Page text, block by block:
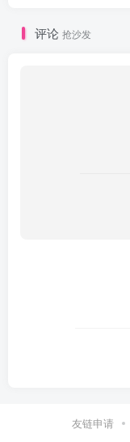
评论 抢沙发
友链申请